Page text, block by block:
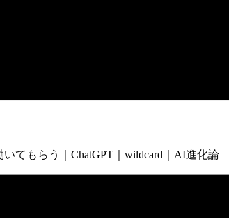
てもらう｜ChatGPT｜wildcard｜AI進化論